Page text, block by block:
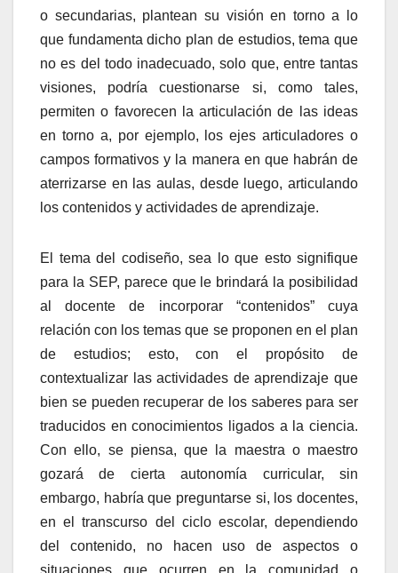
o secundarias, plantean su visión en torno a lo
que fundamenta dicho plan de estudios, tema que
no es del todo inadecuado, solo que, entre tantas
visiones, podría cuestionarse si, como tales,
permiten o favorecen la articulación de las ideas
en torno a, por ejemplo, los ejes articuladores o
campos formativos y la manera en que habrán de
aterrizarse en las aulas, desde luego, articulando
los contenidos y actividades de aprendizaje.
El tema del codiseño, sea lo que esto signifique
para la SEP, parece que le brindará la posibilidad
al docente de incorporar “contenidos” cuya
relación con los temas que se proponen en el plan
de estudios; esto, con el propósito de
contextualizar las actividades de aprendizaje que
bien se pueden recuperar de los saberes para ser
traducidos en conocimientos ligados a la ciencia.
Con ello, se piensa, que la maestra o maestro
gozará de cierta autonomía curricular, sin
embargo, habría que preguntarse si, los docentes,
en el transcurso del ciclo escolar, dependiendo
del contenido, no hacen uso de aspectos o
situaciones que ocurren en la comunidad o